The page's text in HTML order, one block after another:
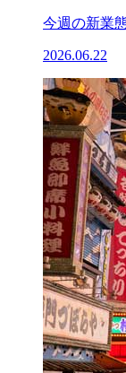
今週の新業
2026.06.22